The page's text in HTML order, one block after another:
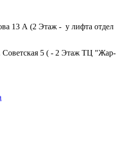
13 А (2 Этаж - у лифта отдел
5 ( - 2 Этаж ТЦ "Жар-